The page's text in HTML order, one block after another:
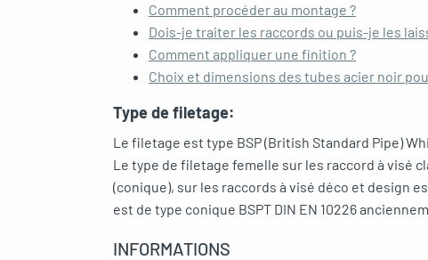
Comment procéder au montage ?
Dois-je traiter les raccords ou puis-je les
Comment appliquer une finition ?
Choix et dimensions des tubes acier noir
Type de filetage:
Le filetage est type BSP (British Standard Pipe)
Le type de filetage femelle sur les raccord à visé
(conique), sur les raccords à visé déco et design
est de type conique BSPT DIN EN 10226
INFORMATIONS